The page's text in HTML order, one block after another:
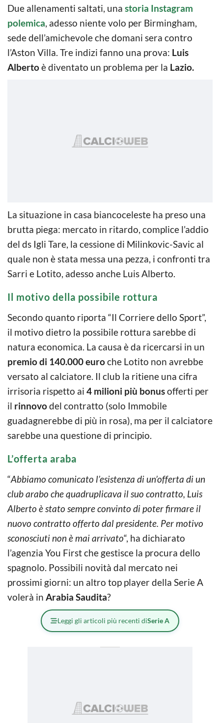
Due allenamenti saltati, una storia Instagram
polemica, adesso niente volo per Birmingham,
sede dell’amichevole che domani sera contro
l’Aston Villa. Tre indizi fanno una prova: Luis
Albertoè diventato un problema per la Lazio.
La situazione in casa biancoceleste ha preso una
brutta piega: mercato in ritardo, complice l’addio
del ds Igli Tare, la cessione di Milinkovic-Savic al
quale non è stata messa una pezza, i confronti tra
Sarri e Lotito, adesso anche Luis Alberto.
Il motivo della possibile rottura
Secondo quanto riporta “Il Corriere dello Sport”,
il motivo dietro la possibile rottura sarebbe di
natura economica. La causa è da ricercarsi in un
premio di 140.000 euroche Lotito non avrebbe
versato al calciatore. Il club la ritiene una cifra
irrisoria rispetto ai 4 milioni più bonusofferti per
il rinnovodel contratto (solo Immobile
guadagnerebbe di più in rosa), ma per il calciatore
sarebbe una questione di principio.
L’offerta araba
“Abbiamo comunicato l’esistenza di un’offerta di un
club arabo che quadruplicava il suo contratto, Luis
Alberto è stato sempre convinto di poter firmare il
nuovo contratto offerto dal presidente. Per motivo
sconosciuti non è mai arrivato“, ha dichiarato
l’agenzia You First che gestisce la procura dello
spagnolo. Possibili novità dal mercato nei
prossimi giorni: un altro top player della Serie A
volerà in Arabia Saudita?
Leggi gli articoli più recenti diSerie A